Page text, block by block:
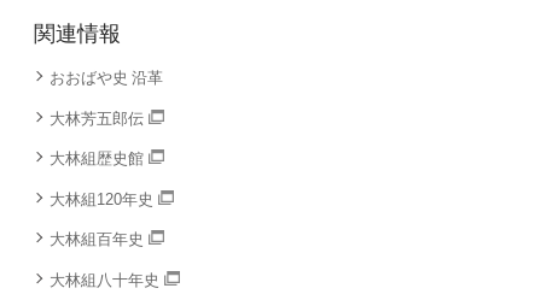
関連情報
おおばや史 沿革
大林芳五郎伝
大林組歴史館
大林組120年史
大林組百年史
大林組八十年史